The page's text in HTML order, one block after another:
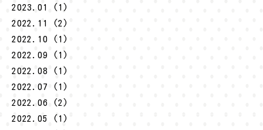
2023.01 (1)
2022.11 (2)
2022.10 (1)
2022.09 (1)
2022.08 (1)
2022.07 (1)
2022.06 (2)
2022.05 (1)